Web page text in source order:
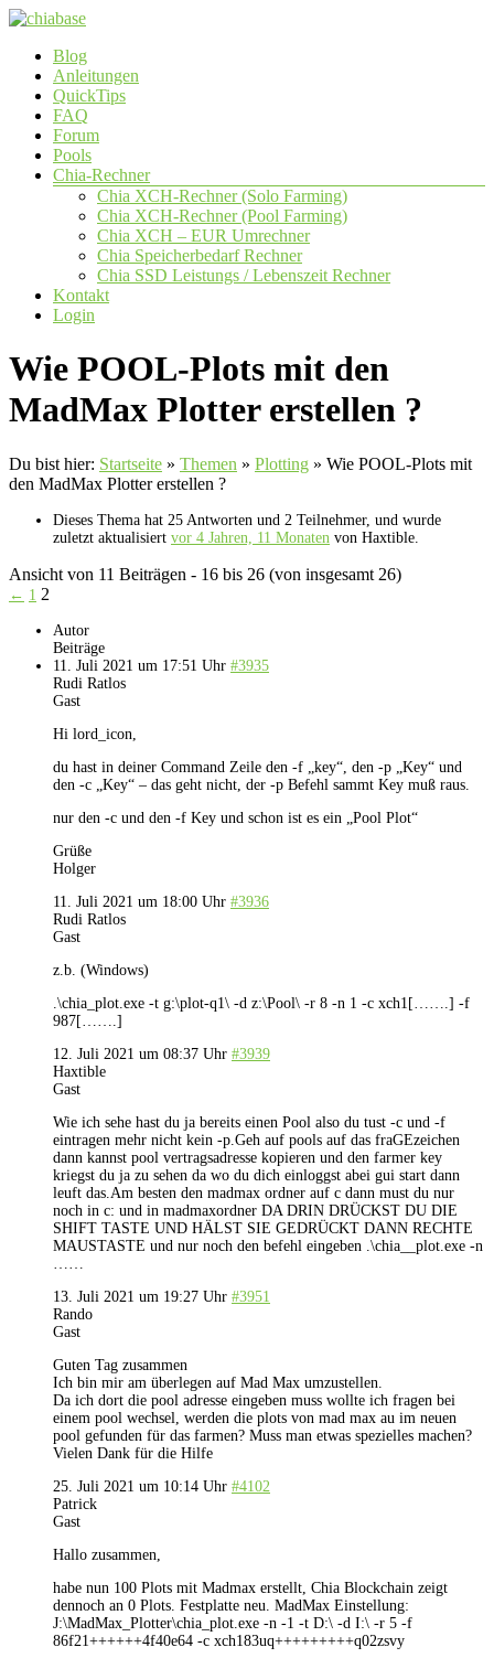
Zum
springen
chiabase
CHIA
Info-
Community
Seite
Menü
Blog
Anleitungen
QuickTips
FAQ
Forum
Pools
Chia-Rechner
Chia XCH-Rechner (Solo Farming)
Chia XCH-Rechner (Pool Farming)
Chia XCH – EUR Umrechner
Chia Speicherbedarf Rechner
Chia SSD Leistungs / Lebenszeit Rechner
Kontakt
Login
Wie POOL-Plots mit den
MadMax Plotter erstellen ?
Du bist hier: Startseite » Themen » Plotting » Wie POOL-Plots mit
den MadMax Plotter erstellen ?
Dieses Thema hat 25 Antworten und 2 Teilnehmer, und wurde
zuletzt aktualisiert vor 4 Jahren, 11 Monaten von Haxtible
Ansicht von 11 Beiträgen - 16 bis 26 (von insgesamt 26)
← 1 2
Autor
Beiträge
11. Juli 2021 um 17:51 Uhr #3935
Rudi Ratlos
Gast
Hi lord_icon,
du hast in deiner Command Zeile den -f „key“, den -p „Key“ und
den -c „Key“ – das geht nicht, der -p Befehl sammt Key muß raus.
nur den -c und den -f Key und schon ist es ein „Pool Plot“
Grüße
Holger
11. Juli 2021 um 18:00 Uhr #3936
Rudi Ratlos
Gast
z.b. (Windows)
.\chia_plot.exe -t g:\plot-q1\ -d z:\Pool\ -r 8 -n 1 -c xch1[…….] -f
987[…….]
12. Juli 2021 um 08:37 Uhr #3939
Haxtible
Gast
Wie ich sehe hast du ja bereits einen Pool also du tust -c und -f
eintragen mehr nicht kein -p.Geh auf pools auf das fraGEzeichen
dann kannst pool vertragsadresse kopieren und den farmer key
kriegst du ja zu sehen da wo du dich einloggst abei gui start dann
leuft das.Am besten den madmax ordner auf c dann must du nur
noch in c: und in madmaxordner DA DRIN DRÜCKST DU DIE
SHIFT TASTE UND HÄLST SIE GEDRÜCKT DANN RECHTE
MAUSTASTE und nur noch den befehl eingeben .\chia__plot.exe -n
13. Juli 2021 um 19:27 Uhr #3951
Rando
Gast
Guten Tag zusammen
Ich bin mir am überlegen auf Mad Max umzustellen.
Da ich dort die pool adresse eingeben muss wollte ich fragen bei
einem pool wechsel, werden die plots von mad max au im neuen
pool gefunden für das farmen? Muss man etwas spezielles machen?
Vielen Dank für die Hilfe
25. Juli 2021 um 10:14 Uhr #4102
Patrick
Gast
Hallo zusammen,
habe nun 100 Plots mit Madmax erstellt, Chia Blockchain zeigt
dennoch an 0 Plots. Festplatte neu. MadMax Einstellung:
J:\MadMax_Plotter\chia_plot.exe -n -1 -t D:\ -d I:\ -r 5 -f
86f21++++++4f40e64 -c xch183uq+++++++++q02zsvy